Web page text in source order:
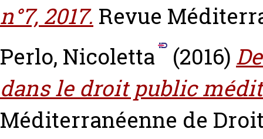
n°7, 2017. Revue
Perlo, Nicoletta
(2016)
dans le droit public
Méditerranéenne de